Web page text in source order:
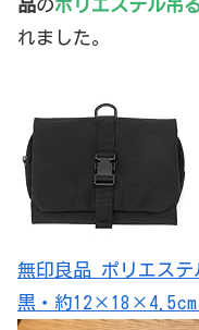
品のポリエステル吊
れました。
無印良品 ポリエステ
黒・約12×18×4.5cm